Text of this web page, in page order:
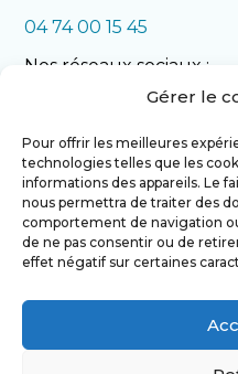
Gérer le
Pour offrir les meilleures
technologies telles que les
informations des appareils. Le
nous permettra de traiter des
comportement de navigation
de ne pas consentir ou de
effet négatif sur certaines
04 74 00 15 45
Nos réseaux sociaux :
NOS